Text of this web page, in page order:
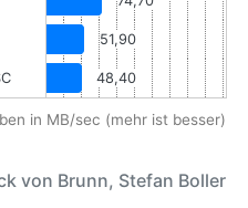
51,90
48,40
in MB/sec (mehr ist besser)
von Brunn, Stefan Boller